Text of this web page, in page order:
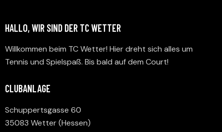
HALLO, WIR SIND DER TC WETTER
Willkommen beim TC Wetter! Hier dreht sich alles um
Tennis und Spielspaß. Bis bald auf dem Court!
CLUBANLAGE
Schuppertsgasse 60
35083 Wetter (Hessen)